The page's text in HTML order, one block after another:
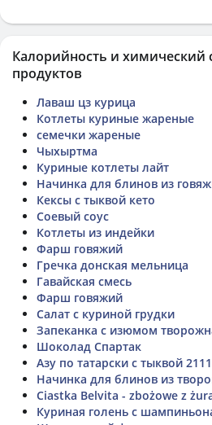
Калорийность и химический
продуктов
Лаваш цз курица
Котлеты куриные жареные
семечки жареные
Чыхыртма
Куриные котлеты лайт
Начинка для блинов из
Кексы с тыквой кето
Соевый соус
Котлеты из индейки
Фарш говяжий
Гречка донская мельница
Гавайская смесь
Фарш говяжий
Салат с куриной грудки
Запеканка с изюмом
Шоколад Спартак
Азу по татарски с тыквой 2111
Начинка для блинов из
Ciastka Belvita - zbożowe z
Куриная голень с